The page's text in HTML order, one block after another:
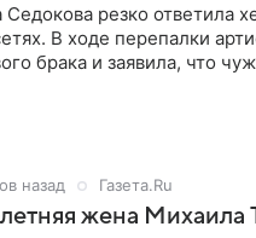
Седокова резко ответила
В ходе перепалки
брака и заявила, что
назад Газета.Ru
жена Михаила